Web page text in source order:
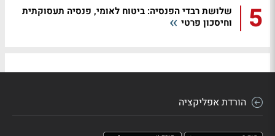
5
שלושת רבדי הפנסיה: ביטוח לאומי, פנסיה תעסוקתית
וחיסכון פרטי
הורדת אפליקציה